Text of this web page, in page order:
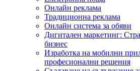
Онлайн реклама
Традиционна реклама
Онлайн система за обяви
Дигитален маркетинг:
бизнес
Изработка на мобилни
професионални решения